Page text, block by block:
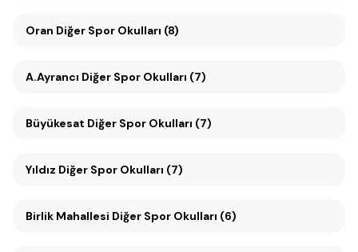
Oran Diğer Spor Okulları (8)
A.Ayrancı Diğer Spor Okulları (7)
Büyükesat Diğer Spor Okulları (7)
Yıldız Diğer Spor Okulları (7)
Birlik Mahallesi Diğer Spor Okulları (6)